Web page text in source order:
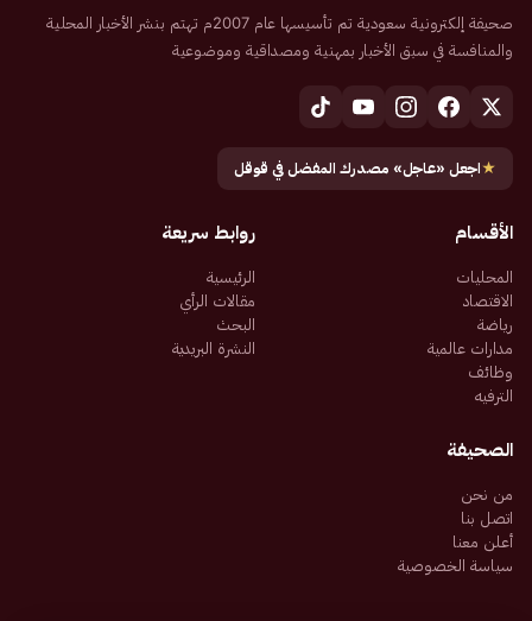
صحيفة إلكترونية سعودية تم تأسيسها عام 2007م تهتم بنشر الأخبار المحلية
والمنافسة في سبق الأخبار بمهنية ومصداقية وموضوعية
★اجعل «عاجل» مصدرك المفضل في قوقل
الأقسام
المحليات
الاقتصاد
رياضة
مدارات عالمية
وظائف
الترفيه
روابط سريعة
الرئيسية
مقالات الرأي
البحث
النشرة البريدية
الصحيفة
من نحن
اتصل بنا
أعلن معنا
سياسة الخصوصية